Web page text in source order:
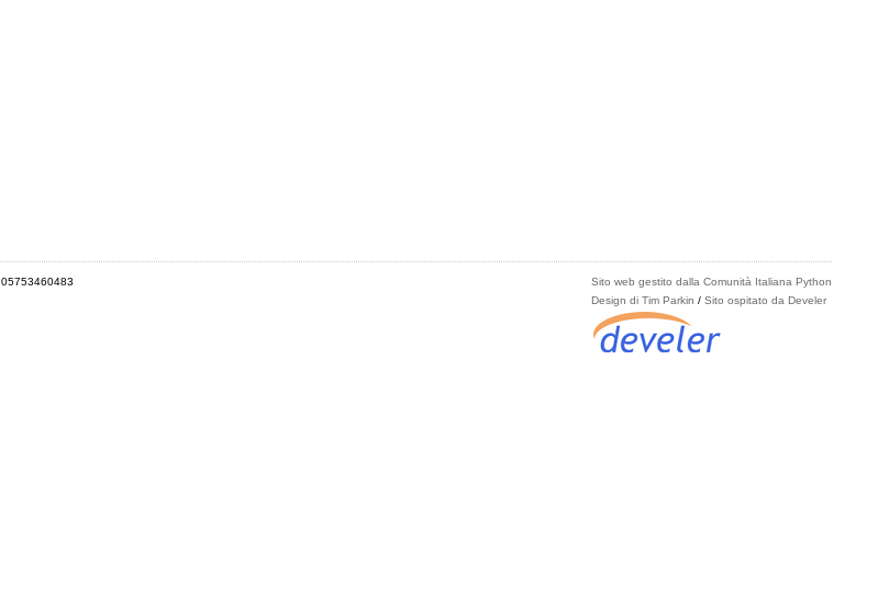
Sito web gestito dalla Comunità Italiana Python
Design di Tim Parkin /Sito ospitato da Develer